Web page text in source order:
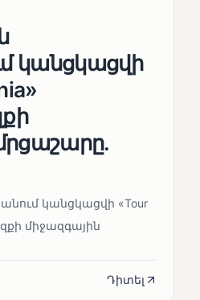
կանցկացվի
կանցկացվի «Tour
միջազգային
Դիտել